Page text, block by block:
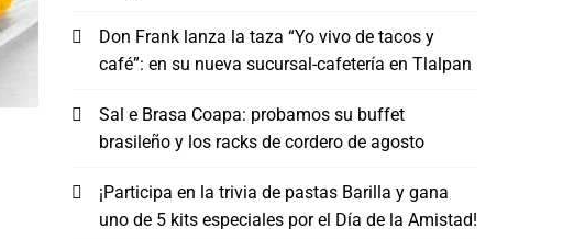
Don Frank lanza la taza “Yo vivo de tacos y
café”: en su nueva sucursal-cafetería en Tlalpan
Sal e Brasa Coapa: probamos su buffet
brasileño y los racks de cordero de agosto
¡Participa en la trivia de pastas Barilla y gana
uno de 5 kits especiales por el Día de la Amistad!